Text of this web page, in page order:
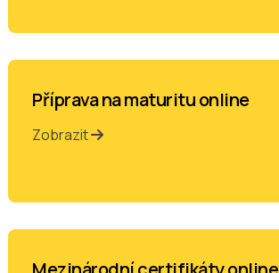
Příprava na maturitu online
Zobrazit